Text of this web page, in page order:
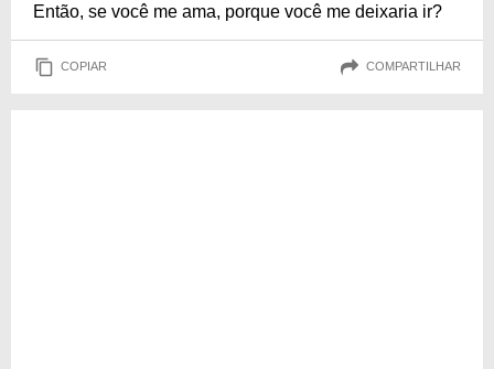
Então, se você me ama, porque você me deixaria ir?
COPIAR COMPARTILHAR